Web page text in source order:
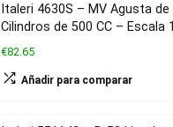
Italeri 4630S – MV Agusta de
Cilindros de 500 CC – Escala
€82.65
Añadir para comparar